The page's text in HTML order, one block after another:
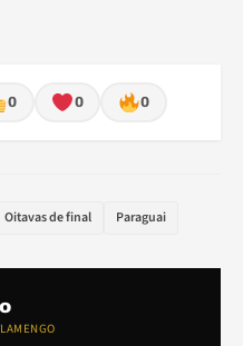
0 0 0
Oitavas de final Paraguai